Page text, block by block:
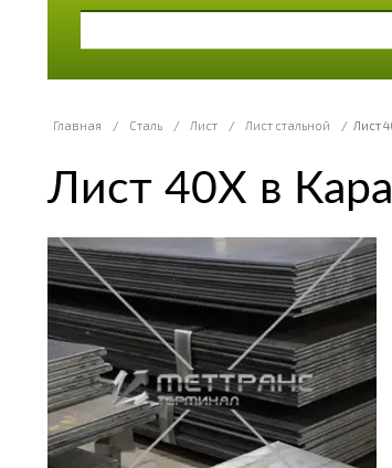
Главная / Сталь / Лист / Лист стальной / Лист
Лист 40Х в